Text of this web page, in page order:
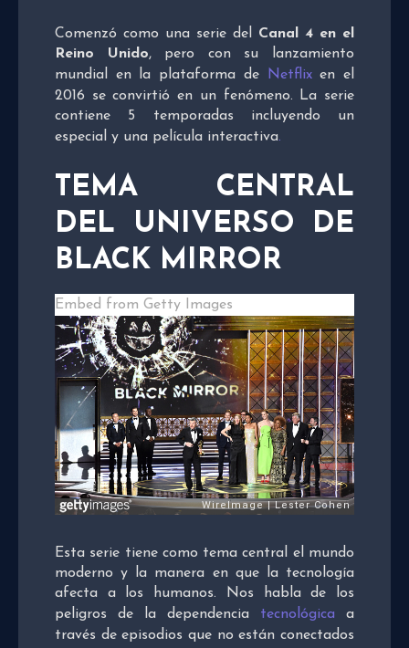
Comenzó como una serie del Canal 4 en el
Reino Unido, pero con su lanzamiento
mundial en la plataforma de
Netflixen el
2016 se convirtió en un fenómeno. La serie
contiene 5 temporadas incluyendo un
especial y una película interactiva.
TEMA CENTRAL
DEL UNIVERSO DE
BLACK MIRROR
Embed from Getty Images
Esta serie tiene como tema central el mundo
moderno y la manera en que la tecnología
afecta a los humanos. Nos habla de los
peligros de la dependencia tecnológica a
través de episodios que no están conectados